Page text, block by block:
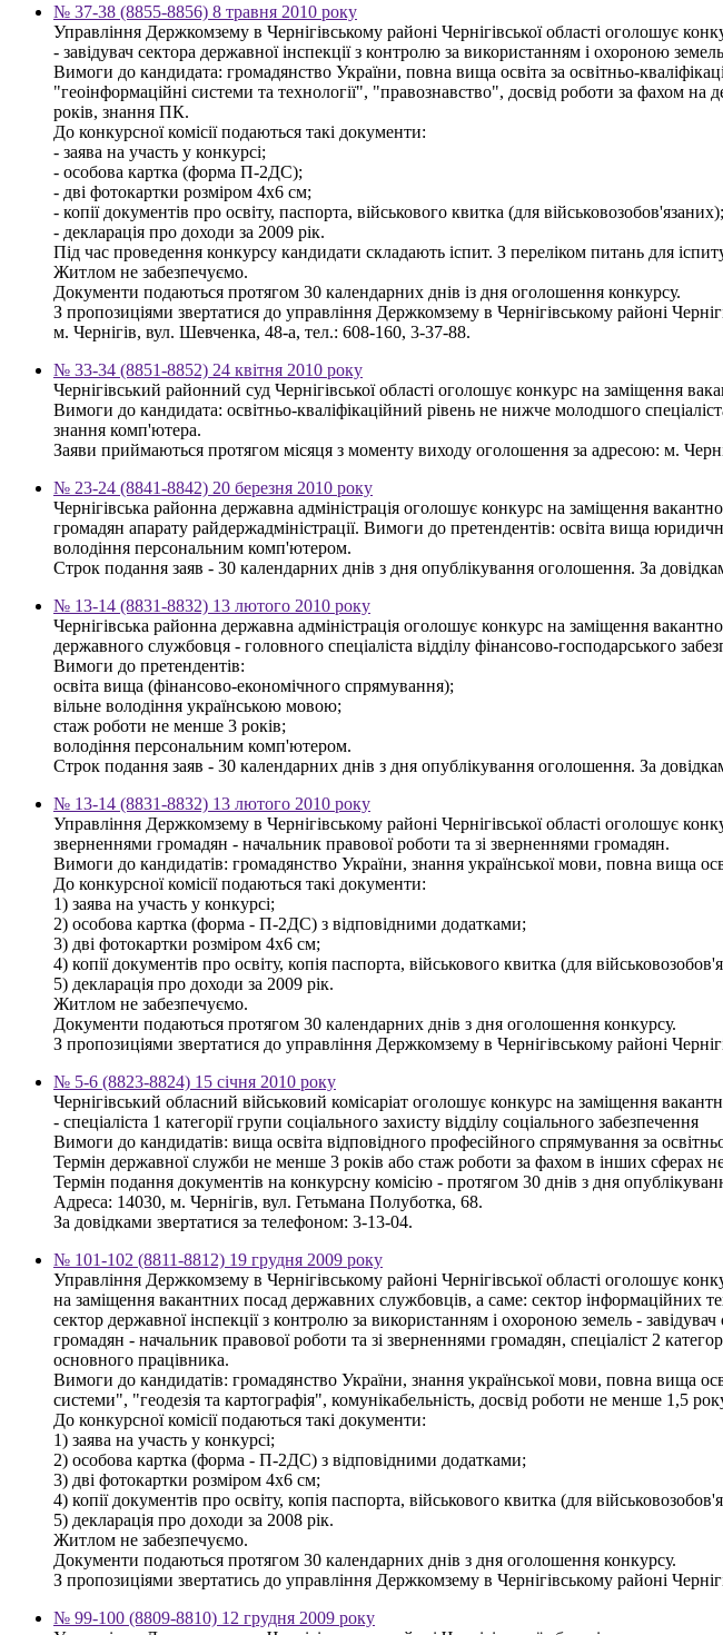
№ 37-38 (8855-8856) 8 травня 2010 року
Управління Держкомзему в Чернігівському районі Чернігівської області оголошує
- завідувач сектора державної інспекції з контролю за використанням і охороною
Вимоги до кандидата: громадянство України, повна вища освіта за освітньо-
"геоінформаційні системи та технології", "правознавство", досвід роботи за фахом
років, знання ПК.
До конкурсної комісії подаються такі документи:
- заява на участь у конкурсі;
- особова картка (форма П-2ДС);
- дві фотокартки розміром 4х6 см;
- копії документів про освіту, паспорта, військового квитка (для військовозобов'язаних);
- декларація про доходи за 2009 рік.
Під час проведення конкурсу кандидати складають іспит. З переліком питань для
Житлом не забезпечуємо.
Документи подаються протягом 30 календарних днів із дня оголошення конкурсу.
З пропозиціями звертатися до управління Держкомзему в Чернігівському районі
м. Чернігів, вул. Шевченка, 48-а, тел.: 608-160, 3-37-88.
№ 33-34 (8851-8852) 24 квітня 2010 року
Чернігівський районний суд Чернігівської області оголошує конкурс на заміщення
Вимоги до кандидата: освітньо-кваліфікаційний рівень не нижче молодшого
знання комп'ютера.
Заяви приймаються протягом місяця з моменту виходу оголошення за адресою: м.
№ 23-24 (8841-8842) 20 березня 2010 року
Чернігівська районна державна адміністрація оголошує конкурс на заміщення
громадян апарату райдержадміністрації. Вимоги до претендентів: освіта вища
володіння персональним комп'ютером.
Строк подання заяв - 30 календарних днів з дня опублікування оголошення. За
№ 13-14 (8831-8832) 13 лютого 2010 року
Чернігівська районна державна адміністрація оголошує конкурс на заміщення
державного службовця - головного спеціаліста відділу фінансово-господарського
Вимоги до претендентів:
освіта вища (фінансово-економічного спрямування);
вільне володіння українською мовою;
стаж роботи не менше 3 років;
володіння персональним комп'ютером.
Строк подання заяв - 30 календарних днів з дня опублікування оголошення. За
№ 13-14 (8831-8832) 13 лютого 2010 року
Управління Держкомзему в Чернігівському районі Чернігівської області оголошує
зверненнями громадян - начальник правової роботи та зі зверненнями громадян.
Вимоги до кандидатів: громадянство України, знання української мови, повна вища
До конкурсної комісії подаються такі документи:
1) заява на участь у конкурсі;
2) особова картка (форма - П-2ДС) з відповідними додатками;
3) дві фотокартки розміром 4х6 см;
4) копії документів про освіту, копія паспорта, військового квитка (для
5) декларація про доходи за 2009 рік.
Житлом не забезпечуємо.
Документи подаються протягом 30 календарних днів з дня оголошення конкурсу.
З пропозиціями звертатися до управління Держкомзему в Чернігівському районі
№ 5-6 (8823-8824) 15 січня 2010 року
Чернігівський обласний військовий комісаріат оголошує конкурс на заміщення
- спеціаліста 1 категорії групи соціального захисту відділу соціального забезпечення
Вимоги до кандидатів: вища освіта відповідного професійного спрямування за
Термін державної служби не менше 3 років або стаж роботи за фахом в інших сферах
Термін подання документів на конкурсну комісію - протягом 30 днів з дня
Адреса: 14030, м. Чернігів, вул. Гетьмана Полуботка, 68.
За довідками звертатися за телефоном: 3-13-04.
№ 101-102 (8811-8812) 19 грудня 2009 року
Управління Держкомзему в Чернігівському районі Чернігівської області оголошує
на заміщення вакантних посад державних службовців, а саме: сектор інформаційних
сектор державної інспекції з контролю за використанням і охороною земель -
громадян - начальник правової роботи та зі зверненнями громадян, спеціаліст 2
основного працівника.
Вимоги до кандидатів: громадянство України, знання української мови, повна вища
системи", "геодезія та картографія", комунікабельність, досвід роботи не менше 1,5
До конкурсної комісії подаються такі документи:
1) заява на участь у конкурсі;
2) особова картка (форма - П-2ДС) з відповідними додатками;
3) дві фотокартки розміром 4х6 см;
4) копії документів про освіту, копія паспорта, військового квитка (для
5) декларація про доходи за 2008 рік.
Житлом не забезпечуємо.
Документи подаються протягом 30 календарних днів з дня оголошення конкурсу.
З пропозиціями звертатись до управління Держкомзему в Чернігівському районі
№ 99-100 (8809-8810) 12 грудня 2009 року